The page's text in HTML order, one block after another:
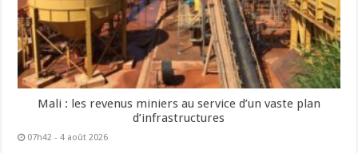
Mali : les revenus miniers au service d’un vaste plan
d’infrastructures
07h42 - 4 août 2026